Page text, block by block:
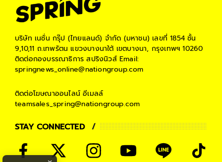
บริษัท เนชั่น กรุ๊ป (ไทยแลนด์) จำกัด (มหาชน) เลขที่ 1854 ชั้น
9,10,11 ถ.เทพรัตน แขวงบางนาใต้ เขตบางนา, กรุงเทพฯ 10260
ติดต่อกองบรรณาธิการ สปริงนิวส์Email:
springnews_online@nationgroup.com
ติดต่อโฆษณาออนไลน์ อีเมลล์
teamsales_spring@nationgroup.com
STAY CONNECTED